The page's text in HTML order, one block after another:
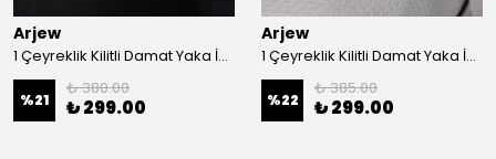
Arjew
1 Çeyreklik Kilitli Damat Yaka İğnesi
%21
₺ 380.00
₺ 299.00
Arjew
1 Çeyreklik Kilitli Damat Yaka İğnesi
%22
₺ 385.00
₺ 299.00